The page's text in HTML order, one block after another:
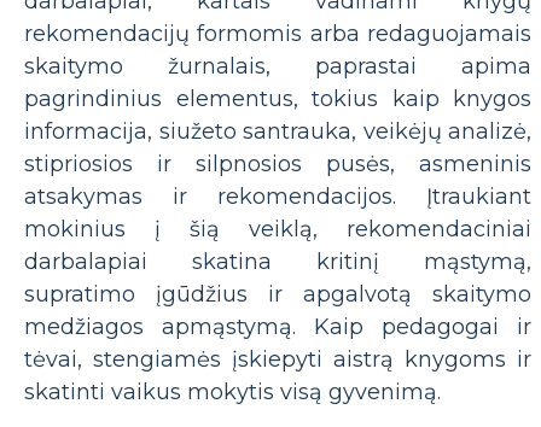
rekomendacijų formomis arba redaguojamais
skaitymo žurnalais, paprastai apima
pagrindinius elementus, tokius kaip knygos
informacija, siužeto santrauka, veikėjų analizė,
stipriosios ir silpnosios pusės, asmeninis
atsakymas ir rekomendacijos. Įtraukiant
mokinius į šią veiklą, rekomendaciniai
darbalapiai skatina kritinį mąstymą,
supratimo įgūdžius ir apgalvotą skaitymo
medžiagos apmąstymą. Kaip pedagogai ir
tėvai, stengiamės įskiepyti aistrą knygoms ir
skatinti vaikus mokytis visą gyvenimą.